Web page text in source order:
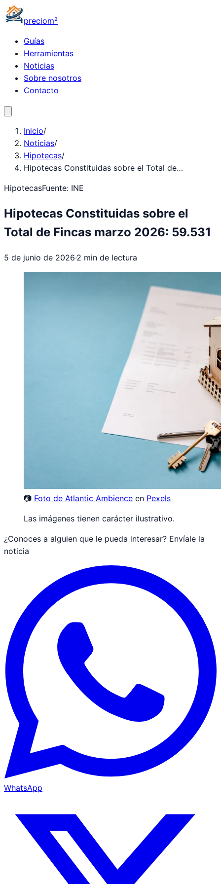
preciom²
Guías
Herramientas
Noticias
Sobre nosotros
Contacto
Inicio/
Noticias/
Hipotecas/
Hipotecas Constituidas sobre el Total de…
HipotecasFuente: INE
Hipotecas Constituidas sobre el
Total de Fincas marzo 2026: 59.531
5 de junio de 2026·2 min de lectura
📷 Foto de Atlantic Ambience en Pexels
Las imágenes tienen carácter ilustrativo.
¿Conoces a alguien que le pueda interesar? Envíale la
noticia
WhatsApp